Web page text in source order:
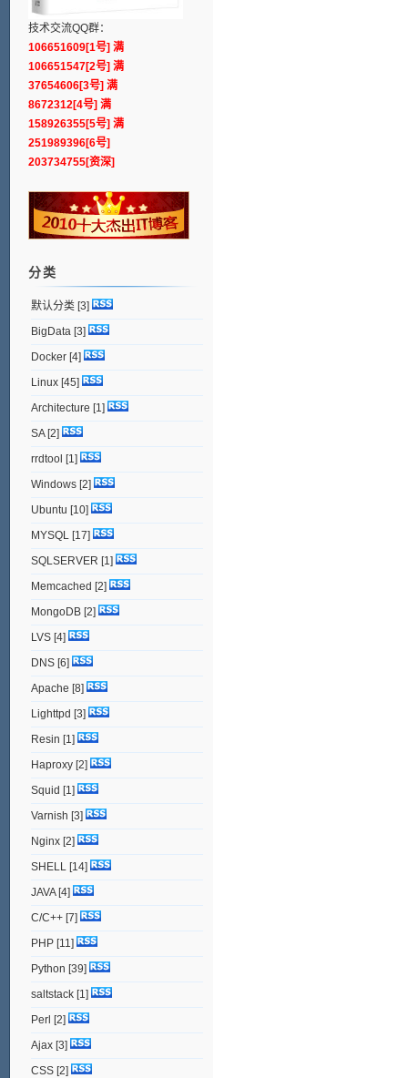
技术交流QQ群：
106651609[1号] 满
106651547[2号] 满
37654606[3号] 满
8672312[4号] 满
158926355[5号] 满
251989396[6号]
203734755[资深]
分类
默认分类[3]
BigData [3]
Docker[4]
Linux[45]
Architecture [1]
SA[2]
rrdtool [1]
Windows[2]
Ubuntu [10]
MYSQL [17]
SQLSERVER [1]
Memcached [2]
MongoDB[2]
LVS[4]
DNS[6]
Apache [8]
Lighttpd [3]
Resin [1]
Haproxy[2]
Squid [1]
Varnish [3]
Nginx[2]
SHELL [14]
JAVA[4]
C/C++[7]
PHP[11]
Python [39]
saltstack[1]
Perl [2]
Ajax[3]
CSS[2]